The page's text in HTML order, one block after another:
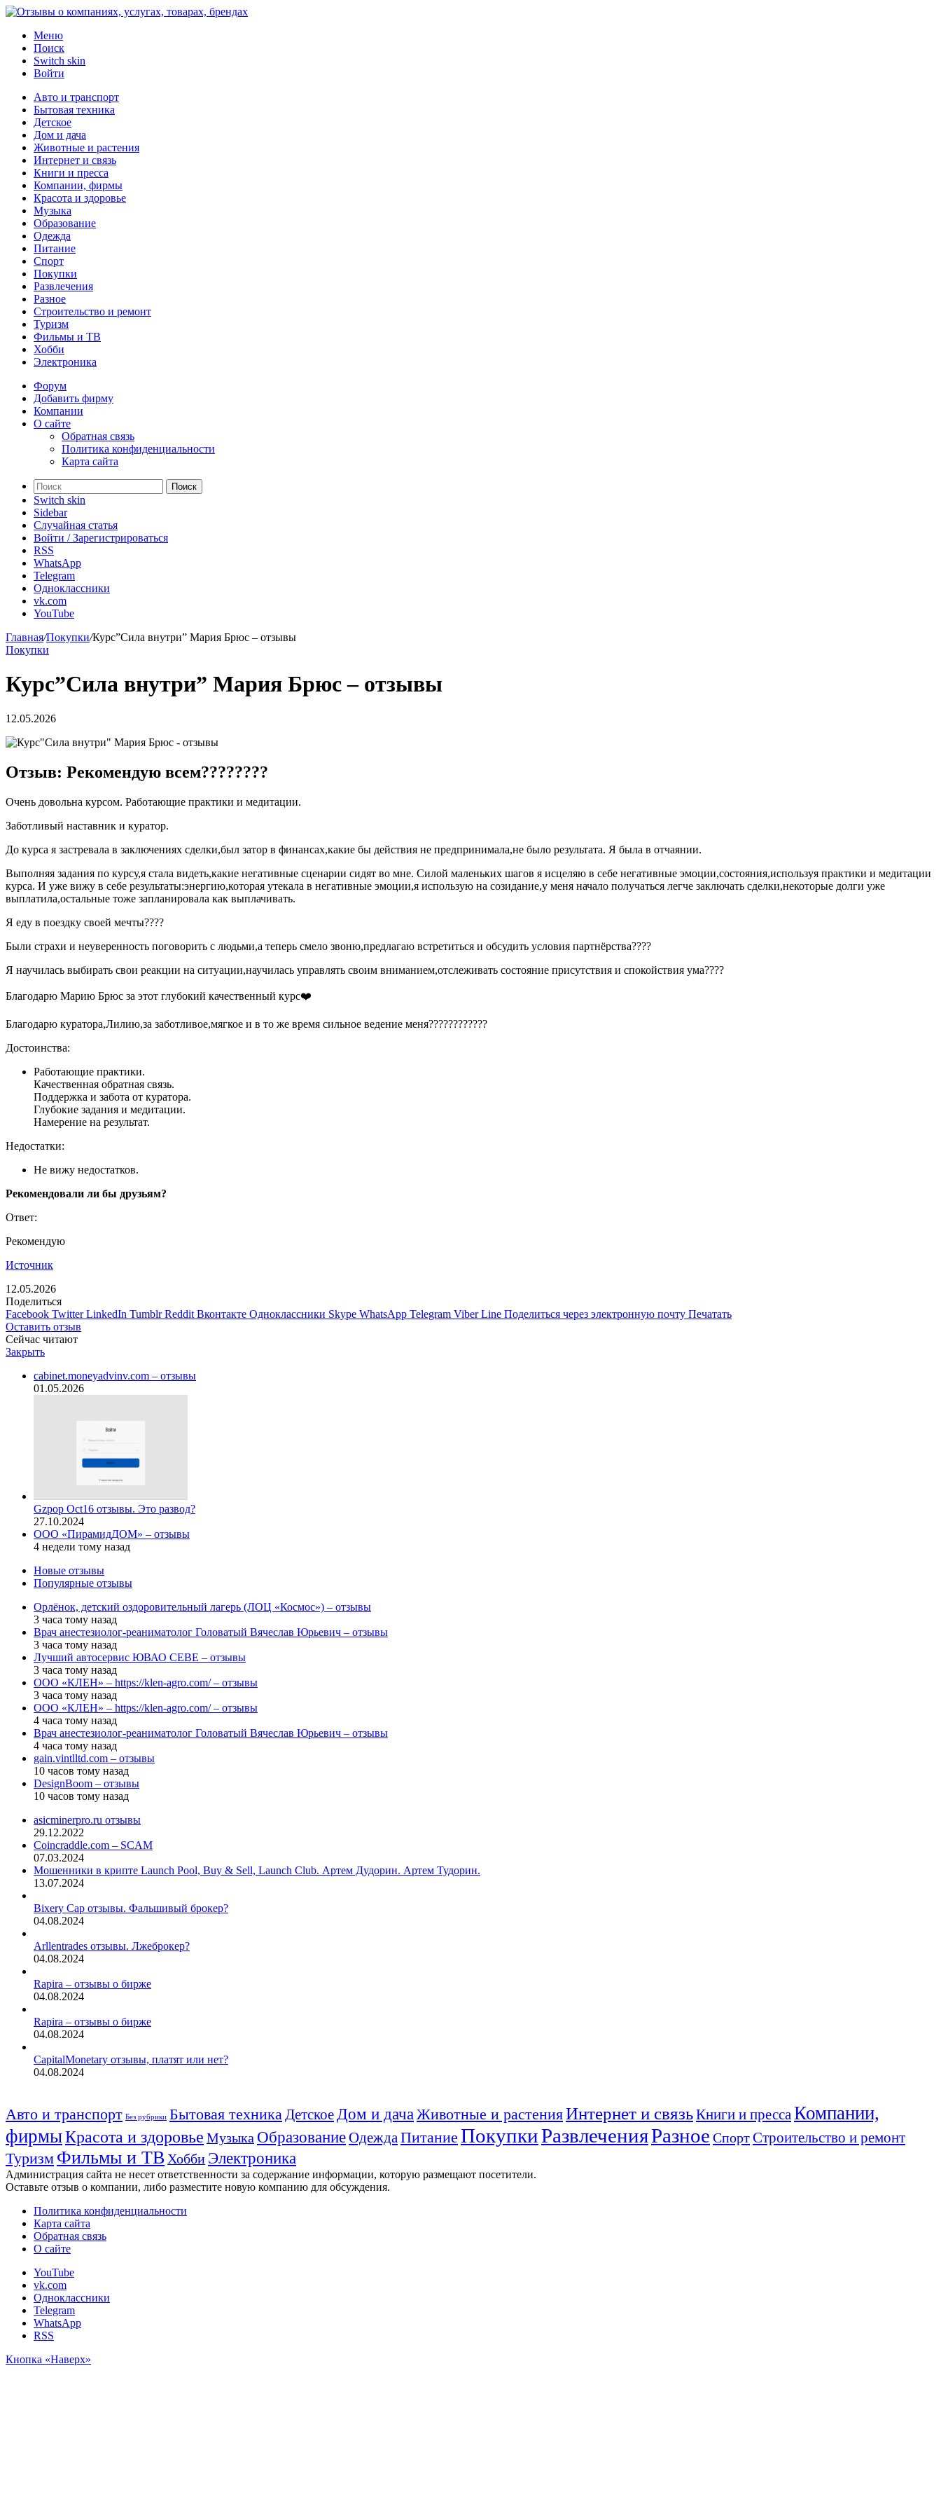
Меню
Поиск
Switch skin
Войти
Авто и транспорт
Бытовая техника
Детское
Дом и дача
Животные и растения
Интернет и связь
Книги и пресса
Компании, фирмы
Красота и здоровье
Музыка
Образование
Одежда
Питание
Спорт
Покупки
Развлечения
Разное
Строительство и ремонт
Туризм
Фильмы и ТВ
Хобби
Электроника
Форум
Добавить фирму
Компании
О сайте
Обратная связь
Политика конфиденциальности
Карта сайта
Поиск
Switch skin
Sidebar
Случайная статья
Войти / Зарегистрироваться
RSS
WhatsApp
Telegram
Одноклассники
vk.com
YouTube
Главная/Покупки/Курс”Сила внутри” Мария Брюс – отзывы
Покупки
Курс”Сила внутри” Мария Брюс – отзывы
12.05.2026
Отзыв: Рекомендую всем????????
Очень довольна курсом. Работающие практики и медитации.
Заботливый наставник и куратор.
До курса я застревала в заключениях сделки,был затор в финансах,какие бы действия не предпринимала,не было результата. Я была в отчаянии.
Выполняя задания по курсу,я стала видеть,какие негативные сценарии сидят во мне. Силой маленьких шагов я исцеляю в себе негативные эмоции,состояния,используя практики и медитации
курса. И уже вижу в себе результаты:энергию,которая утекала в негативные эмоции,я использую на созидание,у меня начало получаться легче заключать сделки,некоторые долги уже
выплатила,остальные тоже запланировала как выплачивать.
Я еду в поездку своей мечты????
Были страхи и неуверенность поговорить с людьми,а теперь смело звоню,предлагаю встретиться и обсудить условия партнёрства????
Я научилась выбирать свои реакции на ситуации,научилась управлять своим вниманием,отслеживать состояние присутствия и спокойствия ума????
Благодарю Марию Брюс за этот глубокий качественный курс❤️
Благодарю куратора,Лилию,за заботливое,мягкое и в то же время сильное ведение меня????????????
Достоинства:
Работающие практики.
Качественная обратная связь.
Поддержка и забота от куратора.
Глубокие задания и медитации.
Намерение на результат.
Недостатки:
Не вижу недостатков.
Рекомендовали ли бы друзьям?
Ответ:
Рекомендую
Источник
12.05.2026
Поделиться
Facebook Twitter LinkedIn Tumblr Reddit Вконтакте Одноклассники Skype WhatsApp Telegram Viber Line Поделиться через электронную почту Печатать
Оставить отзыв
Сейчас читают
Закрыть
cabinet.moneyadvinv.com – отзывы
01.05.2026
Gzpop Oct16 отзывы. Это развод?
27.10.2024
ООО «ПирамидДОМ» – отзывы
4 недели тому назад
Новые отзывы
Популярные отзывы
Орлёнок, детский оздоровительный лагерь (ЛОЦ «Космос») – отзывы
3 часа тому назад
Врач анестезиолог-реаниматолог Головатый Вячеслав Юрьевич – отзывы
3 часа тому назад
Лучший автосервис ЮВАО CEBE – отзывы
3 часа тому назад
ООО «КЛЕН» – https://klen-agro.com/ – отзывы
3 часа тому назад
ООО «КЛЕН» – https://klen-agro.com/ – отзывы
4 часа тому назад
Врач анестезиолог-реаниматолог Головатый Вячеслав Юрьевич – отзывы
4 часа тому назад
gain.vintlltd.com – отзывы
10 часов тому назад
DesignBoom – отзывы
10 часов тому назад
asicminerpro.ru отзывы
29.12.2022
Coincraddle.com – SCAM
07.03.2024
Мошенники в крипте Launch Pool, Buy & Sell, Launch Club. Артем Дудорин. Артем Тудорин.
13.07.2024
Bixery Cap отзывы. Фальшивый брокер?
04.08.2024
Arllentrades отзывы. Лжеброкер?
04.08.2024
Rapira – отзывы о бирже
04.08.2024
Rapira – отзывы о бирже
04.08.2024
CapitalMonetary отзывы, платят или нет?
04.08.2024
Авто и транспорт Без рубрики Бытовая техника Детское Дом и дача Животные и растенияИнтернет и связьКниги и пресса Компании,
фирмыКрасота и здоровье Музыка ОбразованиеОдежда Питание ПокупкиРазвлеченияРазное СпортСтроительство и ремонт
Туризм Фильмы и ТВ Хобби Электроника
Администрация сайта не несет ответственности за содержание информации, которую размещают посетители.
Оставьте отзыв о компании, либо разместите новую компанию для обсуждения.
Политика конфиденциальности
Карта сайта
Обратная связь
О сайте
YouTube
vk.com
Одноклассники
Telegram
WhatsApp
RSS
Кнопка «Наверх»